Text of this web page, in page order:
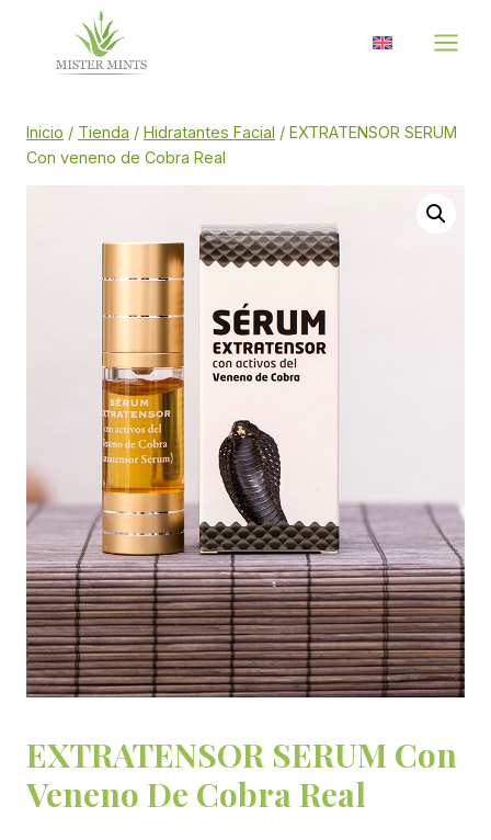
contenido
Inicio / Tienda / Hidratantes Facial / EXTRATENSOR SERUM
Con veneno de Cobra Real
EXTRATENSOR SERUM Con
Veneno De Cobra Real